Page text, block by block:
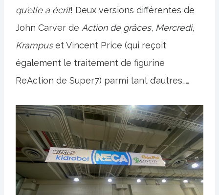
qu’elle a écrit! Deux versions différentes de
John Carver de Action de grâces, Mercredi,
Krampuset Vincent Price (qui reçoit
également le traitement de figurine
ReAction de Super7) parmi tant d’autres……